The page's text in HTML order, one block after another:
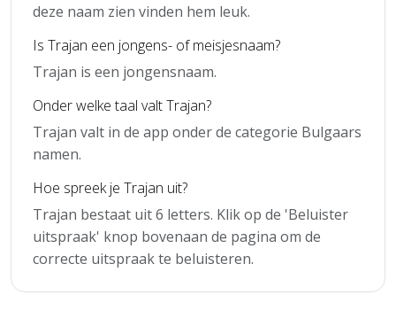
deze naam zien vinden hem leuk.
Is Trajan een jongens- of meisjesnaam?
Trajan is een jongensnaam.
Onder welke taal valt Trajan?
Trajan valt in de app onder de categorie Bulgaars
namen.
Hoe spreek je Trajan uit?
Trajan bestaat uit 6 letters. Klik op de 'Beluister
uitspraak' knop bovenaan de pagina om de
correcte uitspraak te beluisteren.